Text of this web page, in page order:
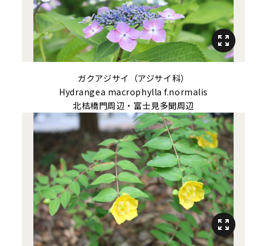
ガクアジサイ（アジサイ科）
Hydrangea macrophylla f.normalis
北桔橋門周辺・富士見多聞周辺